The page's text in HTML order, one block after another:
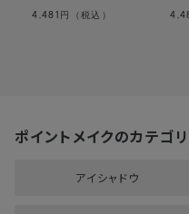
4,481 円（税込）
ポイントメイクのカテゴ
アイシャドウ